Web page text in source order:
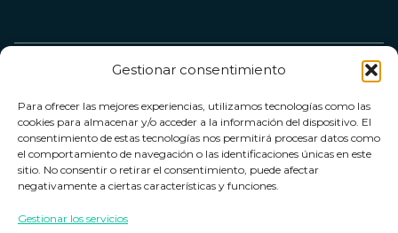
Gestionar consentimiento
Para ofrecer las mejores experiencias, utilizamos tecnologías como las
cookies para almacenar y/o acceder a la información del dispositivo. El
consentimiento de estas tecnologías nos permitirá procesar datos como
el comportamiento de navegación o las identificaciones únicas en este
sitio. No consentir o retirar el consentimiento, puede afectar
negativamente a ciertas características y funciones.
Gestionar los servicios
Contacto
Contacto
Política de
devoluciones
Horario de
Términos y
condiciones
Política de
privacidad
cookies
Farmacenter
digital, S.L
B24836249
info@farmacenter.es
de pago